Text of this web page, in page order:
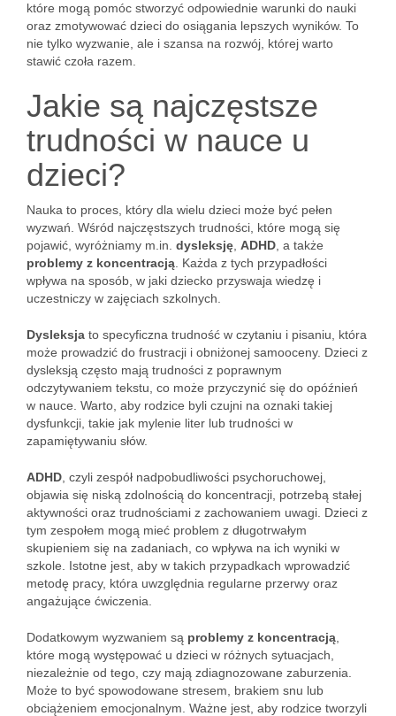
które mogą pomóc stworzyć odpowiednie warunki do nauki
oraz zmotywować dzieci do osiągania lepszych wyników. To
nie tylko wyzwanie, ale i szansa na rozwój, której warto
stawić czoła razem.
Jakie są najczęstsze
trudności w nauce u
dzieci?
Nauka to proces, który dla wielu dzieci może być pełen
wyzwań. Wśród najczęstszych trudności, które mogą się
pojawić, wyróżniamy m.in. dysleksję ADHD , a także
problemy z koncentracją . Każda z tych przypadłości
wpływa na sposób, w jaki dziecko przyswaja wiedzę i
uczestniczy w zajęciach szkolnych.
Dysleksja to specyficzna trudność w czytaniu i pisaniu, która
może prowadzić do frustracji i obniżonej samooceny. Dzieci z
dysleksją często mają trudności z poprawnym
odczytywaniem tekstu, co może przyczynić się do opóźnień
w nauce. Warto, aby rodzice byli czujni na oznaki takiej
dysfunkcji, takie jak mylenie liter lub trudności w
zapamiętywaniu słów.
ADHD , czyli zespół nadpobudliwości psychoruchowej,
objawia się niską zdolnością do koncentracji, potrzebą stałej
aktywności oraz trudnościami z zachowaniem uwagi. Dzieci z
tym zespołem mogą mieć problem z długotrwałym
skupieniem się na zadaniach, co wpływa na ich wyniki w
szkole. Istotne jest, aby w takich przypadkach wprowadzić
metodę pracy, która uwzględnia regularne przerwy oraz
angażujące ćwiczenia.
Dodatkowym wyzwaniem są problemy z koncentracją
które mogą występować u dzieci w różnych sytuacjach,
niezależnie od tego, czy mają zdiagnozowane zaburzenia.
Może to być spowodowane stresem, brakiem snu lub
obciążeniem emocjonalnym. Ważne jest, aby rodzice tworzyli